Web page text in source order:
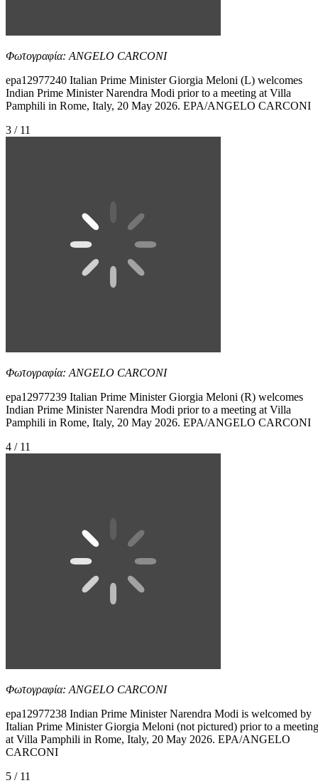
Φωτογραφία: ANGELO CARCONI
epa12977240 Italian Prime Minister Giorgia Meloni (L) welcomes
Indian Prime Minister Narendra Modi prior to a meeting at Villa
Pamphili in Rome, Italy, 20 May 2026. EPA/ANGELO CARCONI
3 / 11
Φωτογραφία: ANGELO CARCONI
epa12977239 Italian Prime Minister Giorgia Meloni (R) welcomes
Indian Prime Minister Narendra Modi prior to a meeting at Villa
Pamphili in Rome, Italy, 20 May 2026. EPA/ANGELO CARCONI
4 / 11
Φωτογραφία: ANGELO CARCONI
epa12977238 Indian Prime Minister Narendra Modi is welcomed by
Italian Prime Minister Giorgia Meloni (not pictured) prior to a meeting
at Villa Pamphili in Rome, Italy, 20 May 2026. EPA/ANGELO
CARCONI
5 / 11